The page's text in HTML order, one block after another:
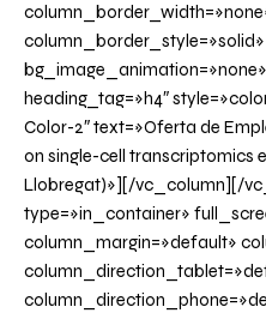
column_border_style=»solid»
heading_tag=»h4″
Color-2″ text=»Oferta de
on single-cell transcriptomics
Llobregat)»][/vc_column][/
type=»in_container»
column_margin=»default»